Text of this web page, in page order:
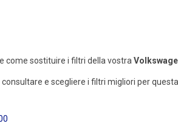
come sostituire i filtri della vostra
e scegliere i filtri migliori per